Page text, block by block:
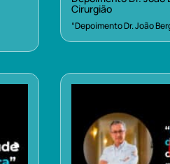
Cirurgião
“Depoimento Dr. João